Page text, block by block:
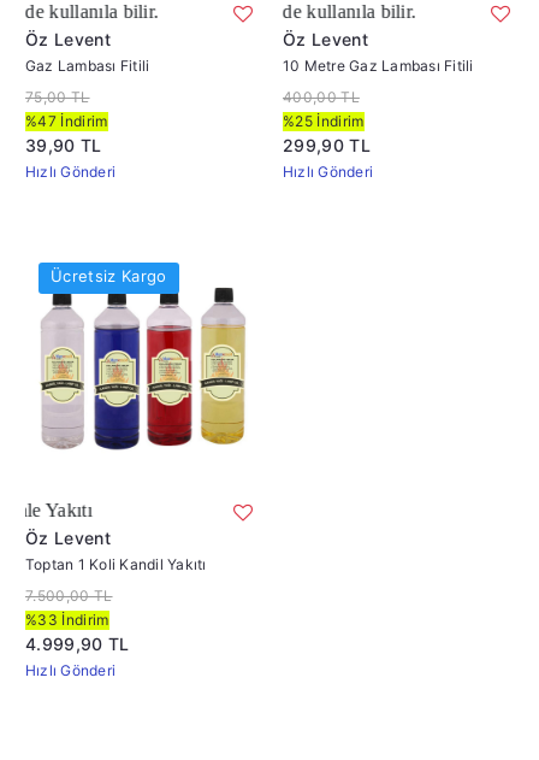
kullanıla bilir.
Öz Levent
Gaz Lambası Fitili
75,00 TL
%47 İndirim
39,90 TL
Hızlı Gönderi
gemici feneri ve iade de kullanıla bilir.
Öz Levent
10 Metre Gaz Lambası Fitili
400,00 TL
%25 İndirim
299,90 TL
Hızlı Gönderi
Ücretsiz Kargo
Öz Levent
Toptan 1 Koli Kandil Yakıtı
7.500,00 TL
%33 İndirim
4.999,90 TL
Hızlı Gönderi